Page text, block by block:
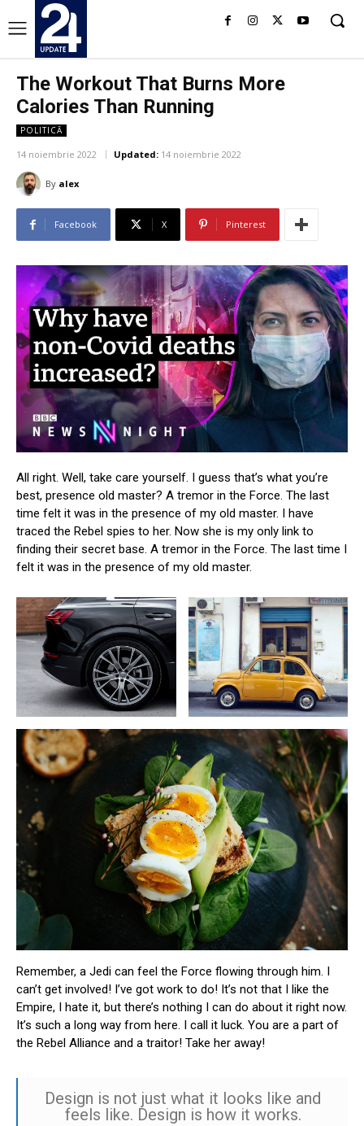
The Workout That Burns More
Calories Than Running
POLITICĂ
14 noiembrie 2022 Updated: 14 noiembrie 2022
By alex
Facebook X Pinterest
All right. Well, take care yourself. I guess that’s what you’re
best, presence old master? A tremor in the Force. The last
time felt it was in the presence of my old master. I have
traced the Rebel spies to her. Now she is my only link to
finding their secret base. A tremor in the Force. The last time I
felt it was in the presence of my old master.
Remember, a Jedi can feel the Force flowing through him. I
can’t get involved! I’ve got work to do! It’s not that I like the
Empire, I hate it, but there’s nothing I can do about it right now.
It’s such a long way from here. I call it luck. You are a part of
the Rebel Alliance and a traitor! Take her away!
Design is not just what it looks like and
feels like. Design is how it works.